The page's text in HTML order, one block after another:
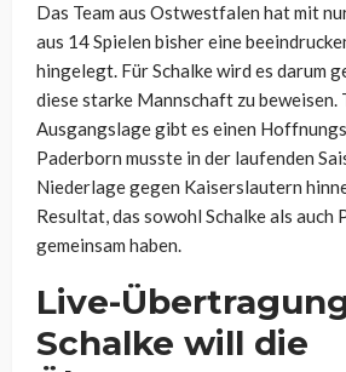
Das Team aus Ostwestfalen hat mit
aus 14 Spielen bisher eine
hingelegt. Für Schalke wird es darum
diese starke Mannschaft zu beweisen.
Ausgangslage gibt es einen
Paderborn musste in der laufenden
Niederlage gegen Kaiserslautern
Resultat, das sowohl Schalke als auch
gemeinsam haben.
Live-
Schalke will die